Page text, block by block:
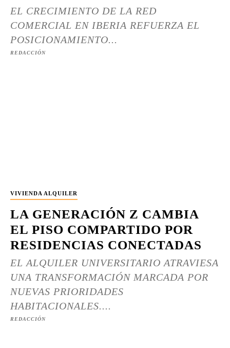
EL CRECIMIENTO DE LA RED
COMERCIAL EN IBERIA REFUERZA EL
POSICIONAMIENTO...
REDACCIÓN
VIVIENDA ALQUILER
LA GENERACIÓN Z CAMBIA
EL PISO COMPARTIDO POR
RESIDENCIAS CONECTADAS
EL ALQUILER UNIVERSITARIO ATRAVIESA
UNA TRANSFORMACIÓN MARCADA POR
NUEVAS PRIORIDADES
HABITACIONALES....
REDACCIÓN